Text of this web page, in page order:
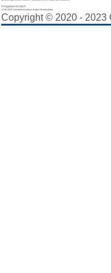
Freigabevermerk
11.06.2026 Umweltministerium Baden-Württemberg
Copyright © 2020 - 2023